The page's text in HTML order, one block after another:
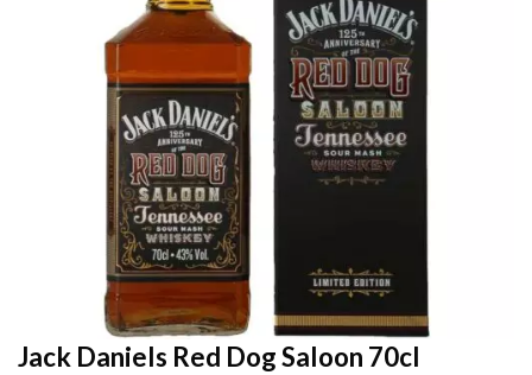
Jack Daniels Red Dog Saloon 70cl